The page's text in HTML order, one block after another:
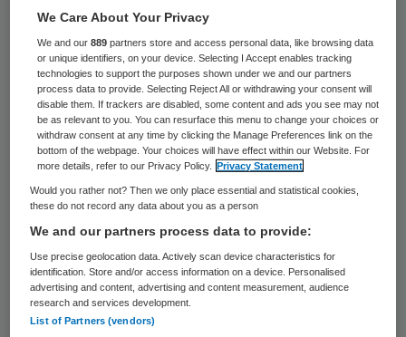
het gebied van woonzorg, maar de
samenwerking tussen maatschappelijke
partners gaat moeizaam en de minst
vermogende ouderen vallen buiten de boot.
Dat constateren veldpartijen in het Skipr
Magazine van deze maand.
Het overheidsbeleid is er al enige jaren op
gericht om ouderen langer thuis te laten
wonen – en zij doen dat ook in groten
getale. Met name in de grote steden wonen
veel van deze mensen in ongeschikte,
We Care About Your Privacy
We and our889 partners store and access personal data, like browsing data
or unique identifiers, on your device. Selecting I Accept enables tracking
technologies to support the purposes shown under we and our partners
process data to provide. Selecting Reject All or withdrawing your consent will
disable them. If trackers are disabled, some content and ads you see may not
be as relevant to you. You can resurface this menu to change your choices or
withdraw consent at any time by clicking the Manage Preferences link on the
bottom of the webpage. Your choices will have effect within our Website. For
more details, refer to our Privacy Policy.
Privacy Statement
Would you rather not? Then we only place essential and statistical cookies,
these do not record any data about you as a person
We and our partners process data to provide:
Use precise geolocation data. Actively scan device characteristics for
identification. Store and/or access information on a device. Personalised
advertising and content, advertising and content measurement, audience
research and services development.
List of Partners (vendors)